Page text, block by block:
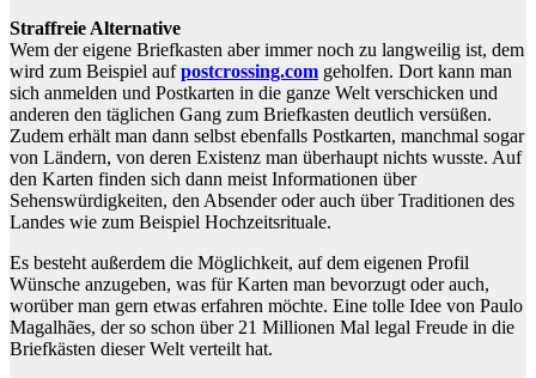
Straffreie Alternative
Wem der eigene Briefkasten aber immer noch zu langweilig ist, dem
wird zum Beispiel aufpostcrossing.com geholfen. Dort kann man
sich anmelden und Postkarten in die ganze Welt verschicken und
anderen den täglichen Gang zum Briefkasten deutlich versüßen.
Zudem erhält man dann selbst ebenfalls Postkarten, manchmal sogar
von Ländern, von deren Existenz man überhaupt nichts wusste. Auf
den Karten finden sich dann meist Informationen über
Sehenswürdigkeiten, den Absender oder auch über Traditionen des
Landes wie zum Beispiel Hochzeitsrituale.
Es besteht außerdem die Möglichkeit, auf dem eigenen Profil
Wünsche anzugeben, was für Karten man bevorzugt oder auch,
worüber man gern etwas erfahren möchte. Eine tolle Idee von Paulo
Magalhães, der so schon über 21 Millionen Mal legal Freude in die
Briefkästen dieser Welt verteilt hat.